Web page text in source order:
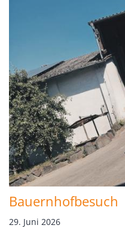
Bauernhofbesuch
29. Juni 2026